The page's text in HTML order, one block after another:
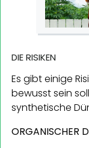
DIE RISIKEN
Es gibt einige
bewusst sein
synthetische
ORGANISCHER